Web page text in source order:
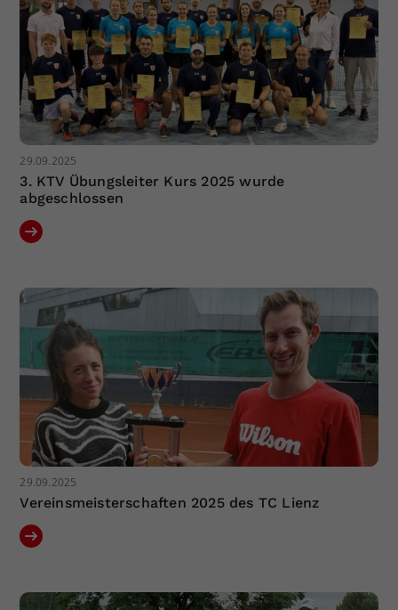
29.09.2025
3. KTV Übungsleiter Kurs 2025 wurde
abgeschlossen
29.09.2025
Vereinsmeisterschaften 2025 des TC Lienz